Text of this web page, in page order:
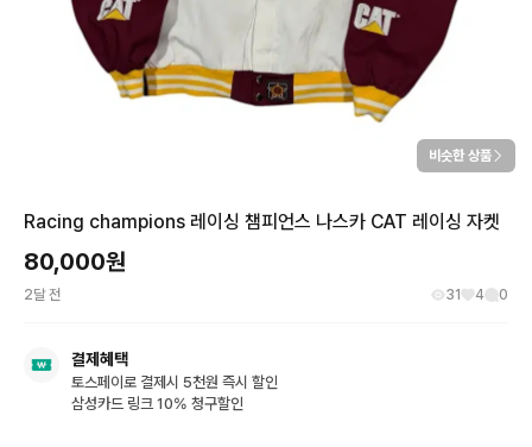
비슷한 상품
Racing champions 레이싱 챔피언스 나스카 CAT 레이싱 자켓
80,000원
2달 전 31 4 0
결제혜택
토스페이로 결제시 5천원 즉시 할인
삼성카드 링크 10% 청구할인